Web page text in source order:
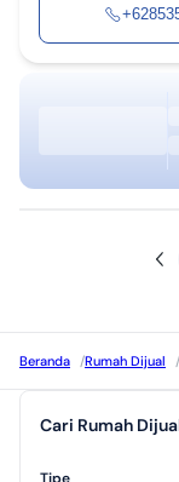
Beranda /Rumah Dijual /
Cari Rumah
Tipe